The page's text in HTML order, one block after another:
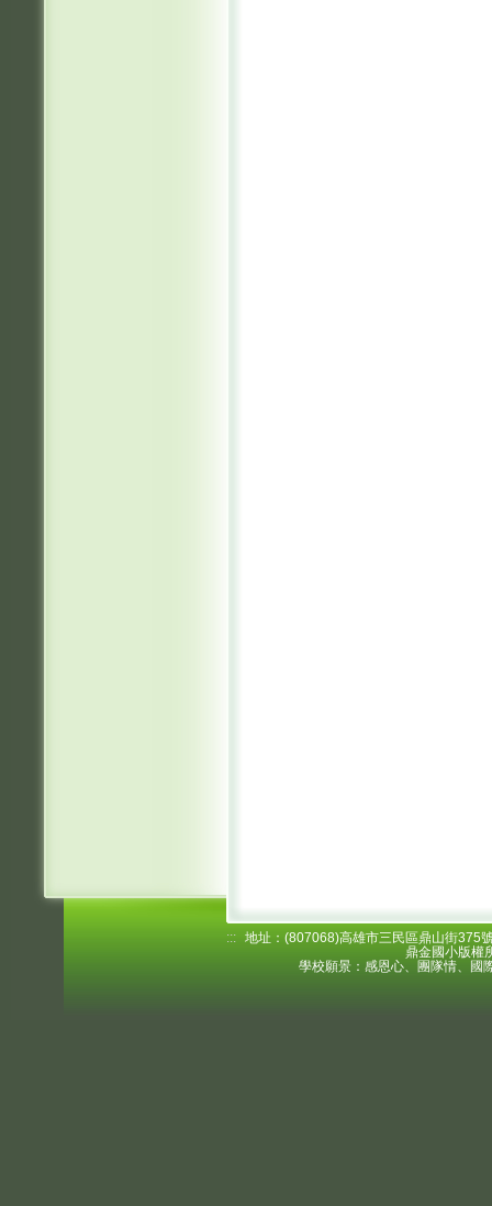
::: 地址：(807068)高雄市三民區鼎山街
鼎金國小版權
學校願景：感恩心、團隊情、國